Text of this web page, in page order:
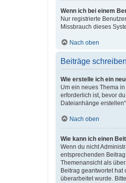
Wenn ich bei einem
Nur registrierte
Missbrauch dieses
Nach oben
Beiträge schreiben
Wie erstelle ich ein
Um ein neues Thema
erforderlich ist, bevor
Dateianhänge erstellen“
Nach oben
Wie kann ich einen
Wenn du nicht
entsprechenden
Themenansicht als
Beitrag geantwortet
überarbeitet wurde.